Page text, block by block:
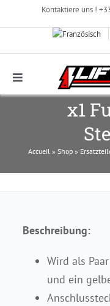
Inhalt
Kontaktiere uns !
Toggle
Navigation
Kompatibilität
Häufig gestellte
Shop
x1
Accueil » Shop »
Beschreibung:
Wird als
und ein